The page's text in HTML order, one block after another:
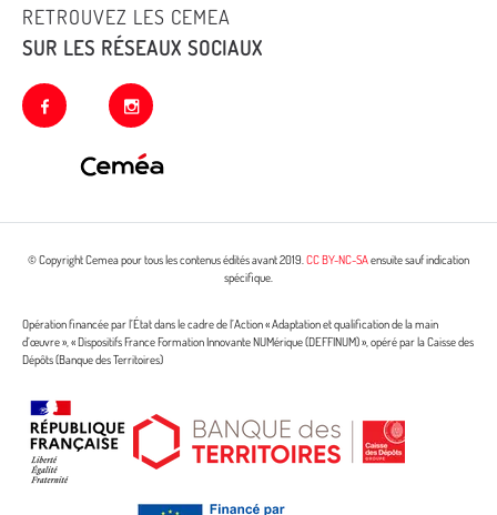
RETROUVEZ LES CEMEA
SUR LES RÉSEAUX SOCIAUX
facebook instagram
© Copyright Cemea pour tous les contenus édités avant 2019.CC BY-NC-SAensuite sauf indication
spécifique.
Opération financée par l’État dans le cadre de l’Action « Adaptation et qualification de la main
d’œuvre », « Dispositifs France Formation Innovante NUMérique (DEFFINUM) », opéré par la Caisse des
Dépôts (Banque des Territoires)